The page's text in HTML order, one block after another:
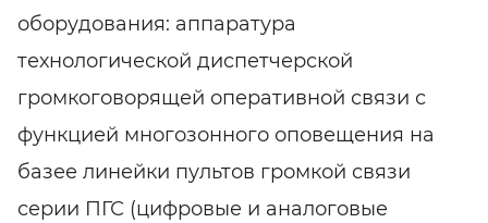
оборудования: аппаратура
технологической диспетчерской
громкоговорящей оперативной связи с
функцией многозонного оповещения на
базее линейки пультов громкой связи
серии ПГС (цифровые и аналоговые